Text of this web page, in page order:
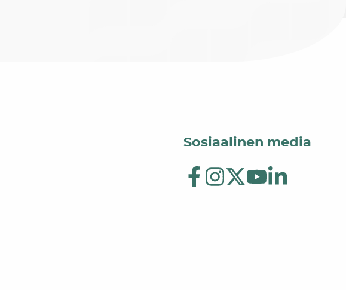
Sosiaalinen media